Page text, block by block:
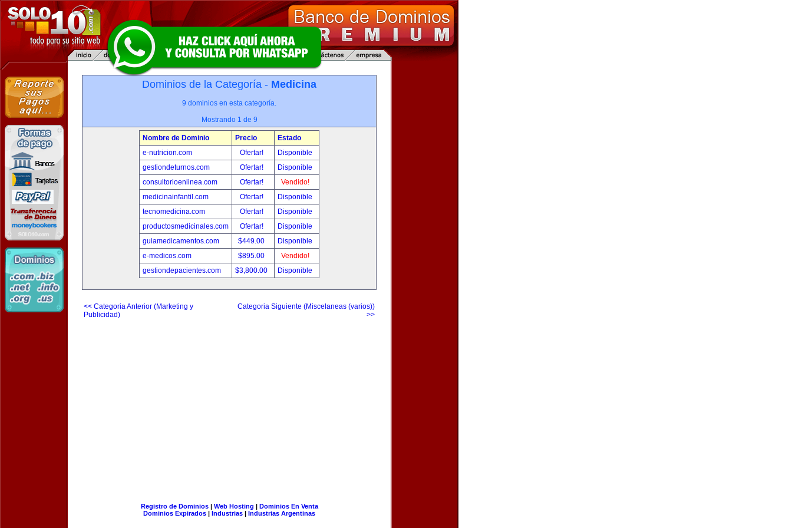
Dominios de la Categoría - Medicina
9 dominios en esta categoría.
Mostrando 1 de 9
Nombre de Dominio Precio
Estado
e-nutricion.com
Ofertar!
Disponible
gestiondeturnos.com
Ofertar!
Disponible
consultorioenlinea.com
Ofertar!
Vendido!
medicinainfantil.com
Ofertar!
Disponible
tecnomedicina.com
Ofertar!
Disponible
productosmedicinales.com
Ofertar!
Disponible
guiamedicamentos.com
$449.00
Disponible
e-medicos.com
$895.00
Vendido!
gestiondepacientes.com
$3,800.00 Disponible
<< Categoria Anterior (Marketing y
Publicidad)
Categoria Siguiente (Miscelaneas (varios))
>>
Registro de Dominios| Web Hosting | Dominios En Venta
Dominios Expirados | Industrias | Industrias Argentinas